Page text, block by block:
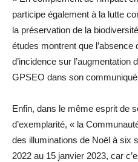
participe également à la lutte
la préservation de la
études montrent que l’absence
d’incidence sur l’augmentation
GPSEO dans son
Enfin, dans le même esprit de
d’exemplarité, « la
des illuminations de Noël à six
2022 au 15 janvier 2023, car